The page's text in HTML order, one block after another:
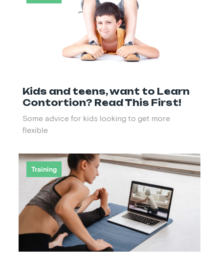
Kids and teens, want to Learn
Contortion? Read This First!
Some advice for kids looking to get more
flexible
Training